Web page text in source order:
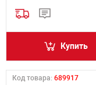
Купить
Код товара: 689917